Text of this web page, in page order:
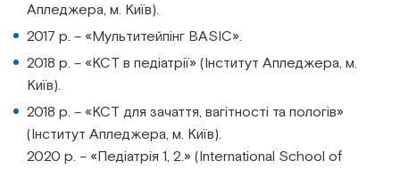
Апледжера, м. Київ).
2017 р. – «Мультитейпінг BASIC».
2018 р. – «КСТ в педіатрії» (Інститут Апледжера, м.
Київ).
2018 р. – «КСТ для зачаття, вагітності та пологів»
(Інститут Апледжера, м. Київ).
2020 р. – «Педіатрія 1, 2.» (International School of